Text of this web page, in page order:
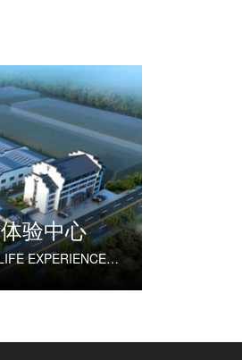
验中心
CHONGQING VANKE GOOD LIFE EXPERIENCE CENTER